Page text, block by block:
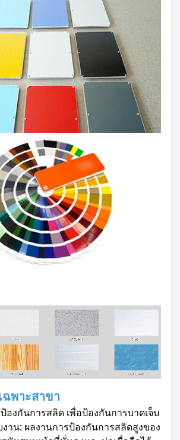
ฉพาะสาขา
องกันการสลิด เพื่อป้องกันการบาดเจ็บ
งาน: ผลงานการป้องกันการสลิดสูงของ